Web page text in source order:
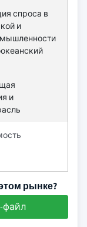
спроса в
и
и
рынке?
файл